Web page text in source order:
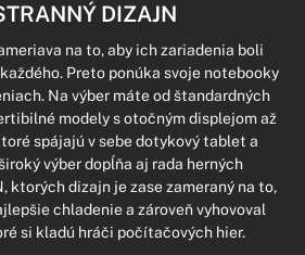
DIZAJN
na to, aby ich zariadenia boli
Preto ponúka svoje notebooky
Na výber máte od štandardných
modely s otočným displejom až
spájajú v sebe dotykový tablet a
výber dopĺňa aj rada herných
ktorých dizajn je zase zameraný na to,
chladenie a zároveň vyhovoval
si kladú hráči počítačových hier.